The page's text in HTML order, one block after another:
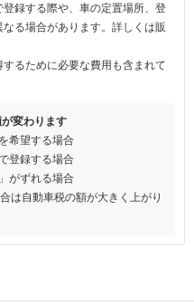
録する際や、車の定置場所、登
る場合があります。詳しくは販
るために必要な費用も含まれて
が変わります
希望する場合
登録する場合
がずれる場合
は自動車税の額が大きく上がり